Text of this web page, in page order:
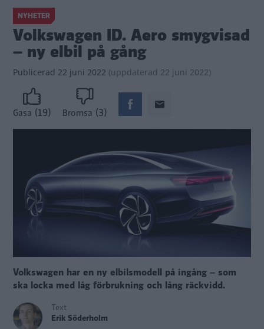
NYHETER
Volkswagen ID. Aero smygvisad
– ny elbil på gång
Publicerad 22 juni 2022 (uppdaterad 22 juni 2022)
Gasa (19) Bromsa (3)
Volkswagen har en ny elbilsmodell på ingång – som
ska locka med låg förbrukning och lång räckvidd.
Text
Erik Söderholm